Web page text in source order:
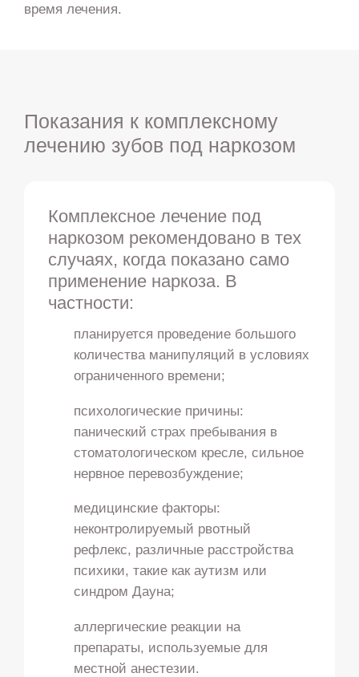
время лечения.
Показания к комплексному
лечению зубов под наркозом
Комплексное лечение под
наркозом рекомендовано в тех
случаях, когда показано само
применение наркоза. В
частности:
планируется проведение большого
количества манипуляций в условиях
ограниченного времени;
психологические причины:
панический страх пребывания в
стоматологическом кресле, сильное
нервное перевозбуждение;
медицинские факторы:
неконтролируемый рвотный
рефлекс, различные расстройства
психики, такие как аутизм или
синдром Дауна;
аллергические реакции на
препараты, используемые для
местной анестезии.